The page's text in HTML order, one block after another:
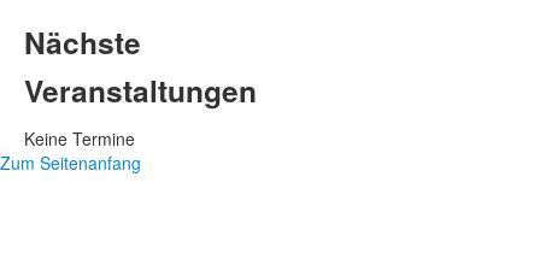
Nächste
Veranstaltungen
Keine Termine
Zum Seitenanfang